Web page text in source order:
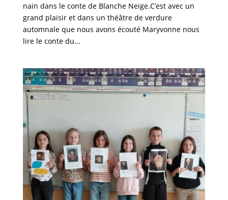
nain dans le conte de Blanche Neige.C’est avec un
grand plaisir et dans un théâtre de verdure
automnale que nous avons écouté Maryvonne nous
lire le conte du...